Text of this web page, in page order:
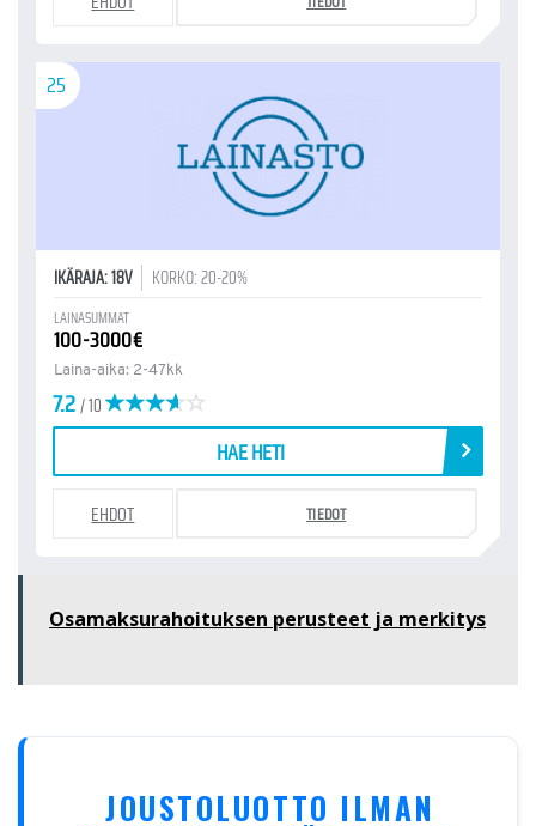
25
IKÄRAJA: 18V KORKO: 20-20%
LAINASUMMAT
100-3000€
Laina-aika: 2-47kk
7.2/ 10
HAE HETI
EHDOT TIEDOT
Osamaksurahoituksen perusteet ja merkitys
JOUSTOLUOTTO ILMAN